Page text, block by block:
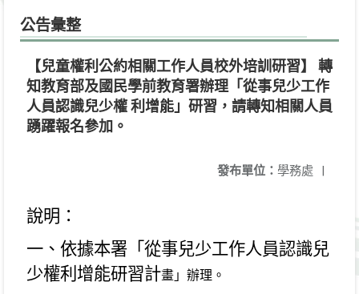
公告彙整
【兒童權利公約相關工作人員校外培訓研習】 轉
知教育部及國民學前教育署辦理「從事兒少工作
人員認識兒少權 利增能」研習，請轉知相關人員
踴躍報名參加。
發布單位： 學務處 |
說明：
一、依據本署「從事兒少工作人員認識兒
少權利增能研習計畫」辦理。